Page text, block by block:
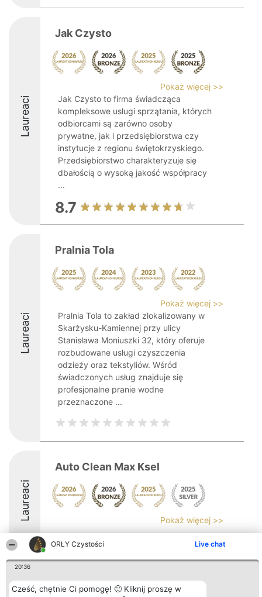
ORŁY Czystości Live chat
20:36
Cześć, chętnie Ci pomogę! 🙂 Kliknij proszę w
Laureaci
Jak Czysto
Pokaż więcej >>
Jak Czysto to firma świadcząca
kompleksowe usługi sprzątania, których
odbiorcami są zarówno osoby
prywatne, jak i przedsiębiorstwa czy
instytucje z regionu świętokrzyskiego.
Przedsiębiorstwo charakteryzuje się
dbałością o wysoką jakość współpracy
...
8.7
Laureaci
Pralnia Tola
Pokaż więcej >>
Pralnia Tola to zakład zlokalizowany w
Skarżysku-Kamiennej przy ulicy
Stanisława Moniuszki 32, który oferuje
rozbudowane usługi czyszczenia
odzieży oraz tekstyliów. Wśród
świadczonych usług znajduje się
profesjonalne pranie wodne
przeznaczone ...
Laureaci
Auto Clean Max Ksel
Pokaż więcej >>
8.8
Organizator plebiscytu
Bright Side Solutions sp. z o.
Plebiscyt
Laureaci Kontakt